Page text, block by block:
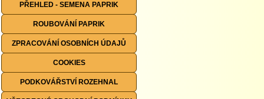
PŘEHLED - SEMENA PAPRIK
ROUBOVÁNÍ PAPRIK
ZPRACOVÁNÍ OSOBNÍCH ÚDAJŮ
COOKIES
PODKOVÁŘSTVÍ ROZEHNAL